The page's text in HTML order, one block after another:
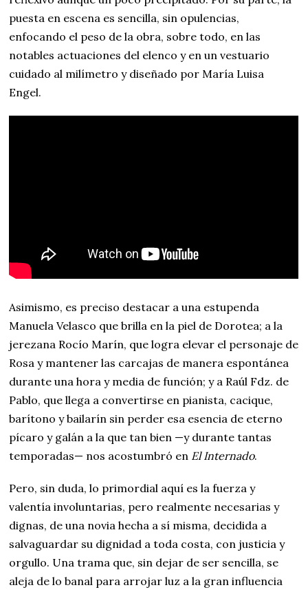
puesta en escena es sencilla, sin opulencias,
enfocando el peso de la obra, sobre todo, en las
notables actuaciones del elenco y en un vestuario
cuidado al milímetro y diseñado por María Luisa
Engel.
Asimismo, es preciso destacar a una estupenda
Manuela Velasco que brilla en la piel de Dorotea; a la
jerezana Rocío Marín, que logra elevar el personaje de
Rosa y mantener las carcajas de manera espontánea
durante una hora y media de función; y a Raúl Fdz. de
Pablo, que llega a convertirse en pianista, cacique,
barítono y bailarín sin perder esa esencia de eterno
pícaro y galán a la que tan bien —y durante tantas
temporadas— nos acostumbró en El Internado.
Pero, sin duda, lo primordial aquí es la fuerza y
valentía involuntarias, pero realmente necesarias y
dignas, de una novia hecha a sí misma, decidida a
salvaguardar su dignidad a toda costa, con justicia y
orgullo. Una trama que, sin dejar de ser sencilla, se
aleja de lo banal para arrojar luz a la gran influencia